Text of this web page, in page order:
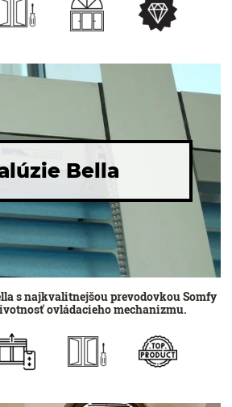
Bella
s najkvalitnejšou prevodovkou Somfy
ovládacieho mechanizmu.